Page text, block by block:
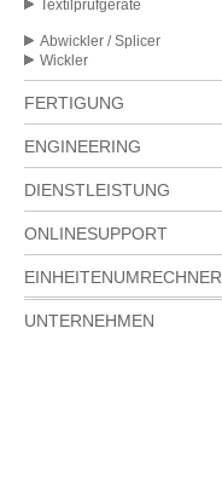
Textilprüfgeräte
Abwickler / Splicer
Wickler
FERTIGUNG
ENGINEERING
DIENSTLEISTUNG
ONLINESUPPORT
EINHEITENUMRECHNER
UNTERNEHMEN